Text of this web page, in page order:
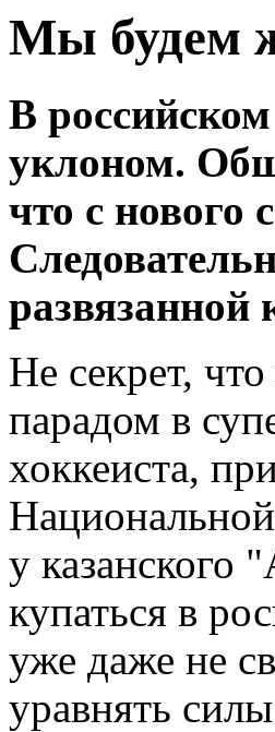
Мы будем
В
уклоном.
что с нового
развязанной
Не секрет,
парадом в
хоккеиста,
у казанского
купаться в
уже даже не
уравнять